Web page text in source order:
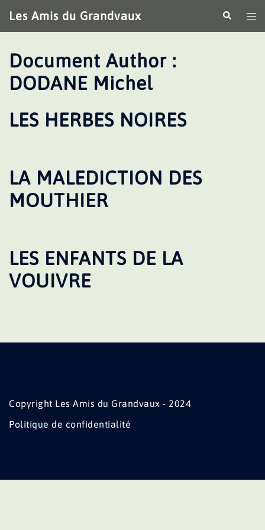
au
contenu
Les Amis du Grandvaux
le
Document Author :
DODANE Michel
LES HERBES NOIRES
LA MALEDICTION DES
MOUTHIER
LES ENFANTS DE LA
VOUIVRE
Copyright Les Amis du Grandvaux - 2024
Politique de confidentialité